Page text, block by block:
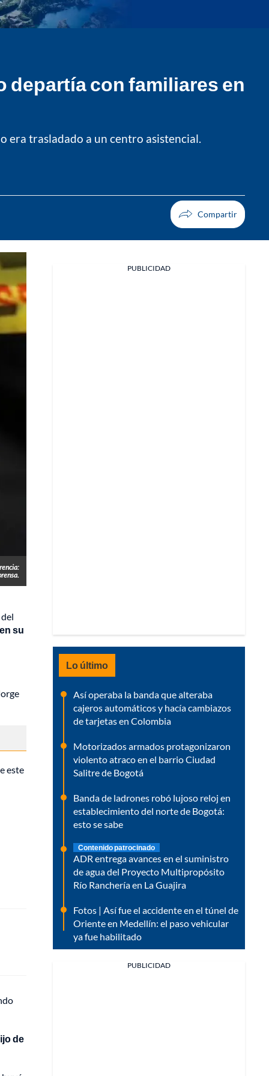
departía con familiares en
era trasladado a un centro asistencial.
su
este
de
PUBLICIDAD
Lo último
Así operaba la banda que alteraba
cajeros automáticos y hacía cambiazos
de tarjetas en Colombia
Motorizados armados protagonizaron
violento atraco en el barrio Ciudad
Salitre de Bogotá
Banda de ladrones robó lujoso reloj en
establecimiento del norte de Bogotá:
esto se sabe
Contenido patrocinado
ADR entrega avances en el suministro
de agua del Proyecto Multipropósito
Río Ranchería en La Guajira
Fotos | Así fue el accidente en el túnel de
Oriente en Medellín: el paso vehicular
ya fue habilitado
PUBLICIDAD